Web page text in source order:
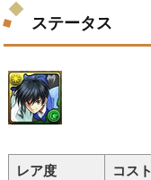
ステータス
レア度 コスト